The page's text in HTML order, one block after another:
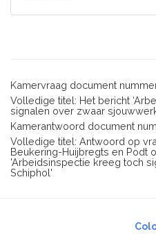
Kamervraag document
Volledige titel: Het bericht
signalen over zwaar
Kamerantwoord document
Volledige titel: Antwoord op
Beukering-Huijbregts en Podt
'Arbeidsinspectie kreeg toch
Schiphol'